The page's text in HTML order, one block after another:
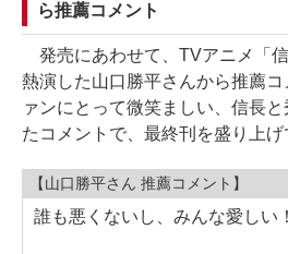
ら推薦コメント
発売にあわせて、TVアニメ「
熱演した山口勝平さんから推薦
ァンにとって微笑ましい、信長
たコメントで、最終刊を盛り上げ
【山口勝平さん 推薦コメント】
誰も悪くないし、みんな愛しい！